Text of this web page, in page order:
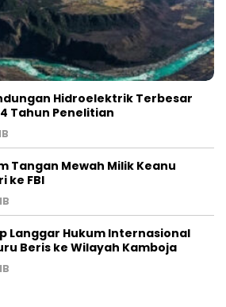
Hidroelektrik Terbesar
Tahun Penelitian
Tangan Mewah Milik Keanu
ke FBI
Langgar Hukum Internasional
Beris ke Wilayah Kamboja